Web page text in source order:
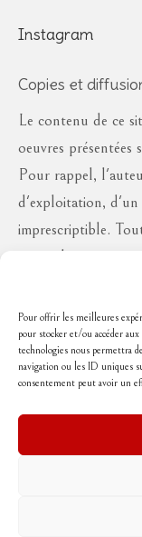
Pour offrir les meilleures
pour stocker et/ou accéder
technologies nous permettra
navigation ou les ID uniques
consentement peut avoir un
Instagram
Copies et
Le contenu de ce
oeuvres
Pour rappel,
d'exploitation,
imprescriptible.
partie des oeuvres
diffusion publique,
interdite sans
voir réclamer des
Suivez-moi